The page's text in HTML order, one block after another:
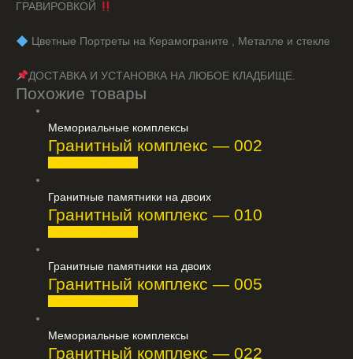
ГРАВИРОВКОЙ
️ Цветные Портреты на Керамограните , Металле и стекле
ДОСТАВКА И УСТАНОВКА НА ЛЮБОЕ КЛАДБИЩЕ.
Похожие товары
Мемориальные комплексы
Гранитный комплекс — 002
Гранитные памятники на двоих
Гранитный комплекс — 010
Гранитные памятники на двоих
Гранитный комплекс — 005
Мемориальные комплексы
Гранитный комплекс — 022